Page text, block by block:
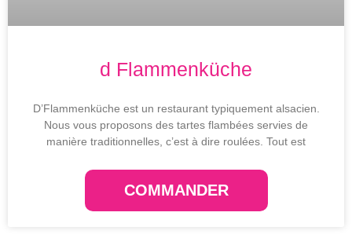
d Flammenküche
D’Flammenküche est un restaurant typiquement alsacien.
Nous vous proposons des tartes flambées servies de
manière traditionnelles, c’est à dire roulées. Tout est
COMMANDER